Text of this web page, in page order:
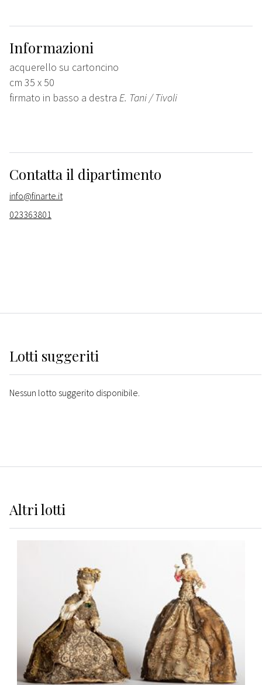
Informazioni
acquerello su cartoncino
cm 35 x 50
firmato in basso a destra E. Tani / Tivoli
Contatta il dipartimento
info@finarte.it
023363801
Lotti suggeriti
Nessun lotto suggerito disponibile.
Altrilotti